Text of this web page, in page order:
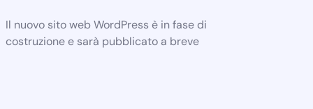
Il nuovo sito web WordPress è in fase di
costruzione e sarà pubblicato a breve